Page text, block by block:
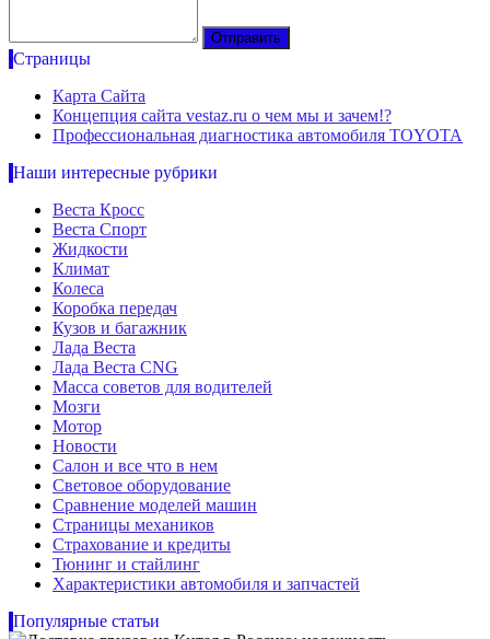
Страницы
Карта Сайта
Концепция сайта vestaz.ru о чем мы и зачем!?
Профессиональная диагностика автомобиля TOYOTA
Наши интересные рубрики
Веста Кросс
Веста Спорт
Жидкости
Климат
Колеса
Коробка передач
Кузов и багажник
Лада Веста
Лада Веста CNG
Масса советов для водителей
Мозги
Мотор
Новости
Салон и все что в нем
Световое оборудование
Сравнение моделей машин
Страницы механиков
Страхование и кредиты
Тюнинг и стайлинг
Характеристики автомобиля и запчастей
Популярные статьи